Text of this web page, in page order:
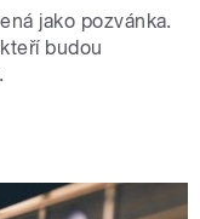
jako pozvánka.
budou